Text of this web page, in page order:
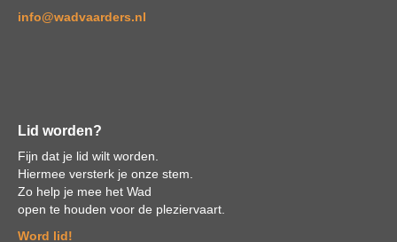
ofni@wadvaarders.nl
Lid worden?
Fijn dat je lid wilt worden.
Hiermee versterk je onze stem.
Zo help je mee het Wad
open te houden voor de pleziervaart.
Word lid!